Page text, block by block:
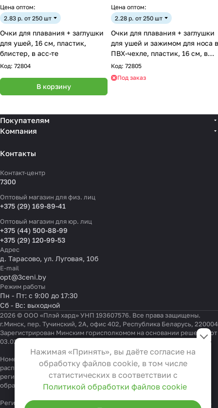
Цена оптом:
2.83 р. от 250 шт
Очки для плавания + заглушки
для ушей, 16 см, пластик,
блистер, в асс-те
Код: 72804
В корзину
Цена оптом:
2.28 р. от 250 шт
Очки для плавания + заглушки
для ушей и зажимом для носа в
ПВХ-чехле, пластик, 16 см, в
асс-те
Код: 72805
Под заказ
Покупателям
Компания
Контакты
Контакт-центр
7300
Оптовый магазин для физ. лиц
+375 (29) 169-89-41
Оптовый магазин для юр. лиц
+375 (44) 500-88-99
+375 (29) 120-99-53
Адрес
д. Тарасово, ул. Луговая, 10б
E-mail
opt@3ceni.by
Режим работы
Пн - Пт: с 9:00 до 17:30
Сб - Вс: выходной
2026 © ООО «Плэй хард» УНП 193607576. Все права защищены.
г.Минск, пер. Тучинский, 2А, офис 402, Республика Беларусь, 220004
Зарегистрирован Минским горисполкомом на основании решения от
03.01.2022 г.
Номер телефона работников местных исполнительных и
распорядительных органов по месту государственной
регистрации ООО «Плэй хард», уполномоченных рассматривать
обращения покупателей:+375 17 323-41-58,+375 17 370-30-64
Регистрационный номер в Торговом реестре Республики Беларусь
Настройки файлов cookie
Функциональные
Эти файлы необходимы для
функционирования сайта и не
могут быть отключены в наших
системах. Вы можете настроить
браузер так, чтобы он блокировал
Нажимая «Принять», вы даёте согласие на
обработку файлов cookie, в том числе
статистических в соответствии с
Политикой обработки файлов cookie